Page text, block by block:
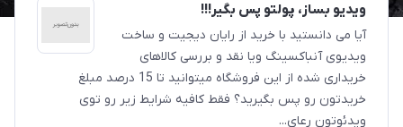
ویدیو بساز، پولتو پس بگیر!!!
آیا می دانستید با خرید از رایان دیجیت و ساخت
ویدیوی آنباکسینگ ویا نقد و بررسی کالاهای
خریداری شده از این فروشگاه میتوانید تا 15 درصد مبلغ
خریدتون رو پس بگیرید؟ فقط کافیه شرایط زیر رو توی
ویدئوتون رعای...